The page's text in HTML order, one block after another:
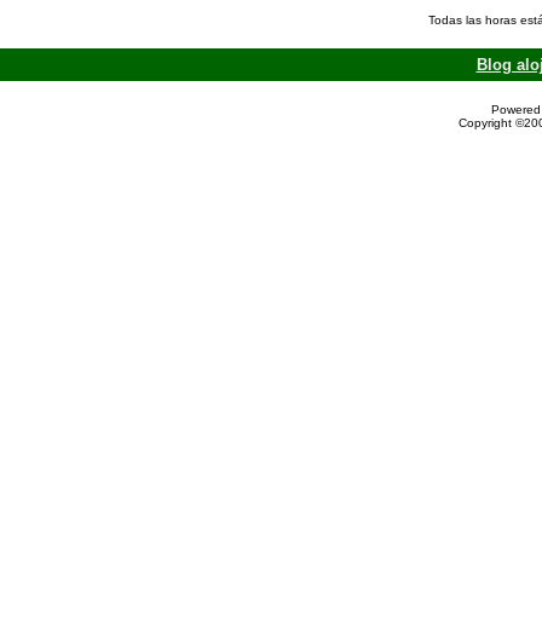
Todas las horas
Blog
Copyright